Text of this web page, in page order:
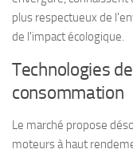
plus respectueux de
de l'impact écologique.
Technologies
consommation
Le marché propose
moteurs à haut